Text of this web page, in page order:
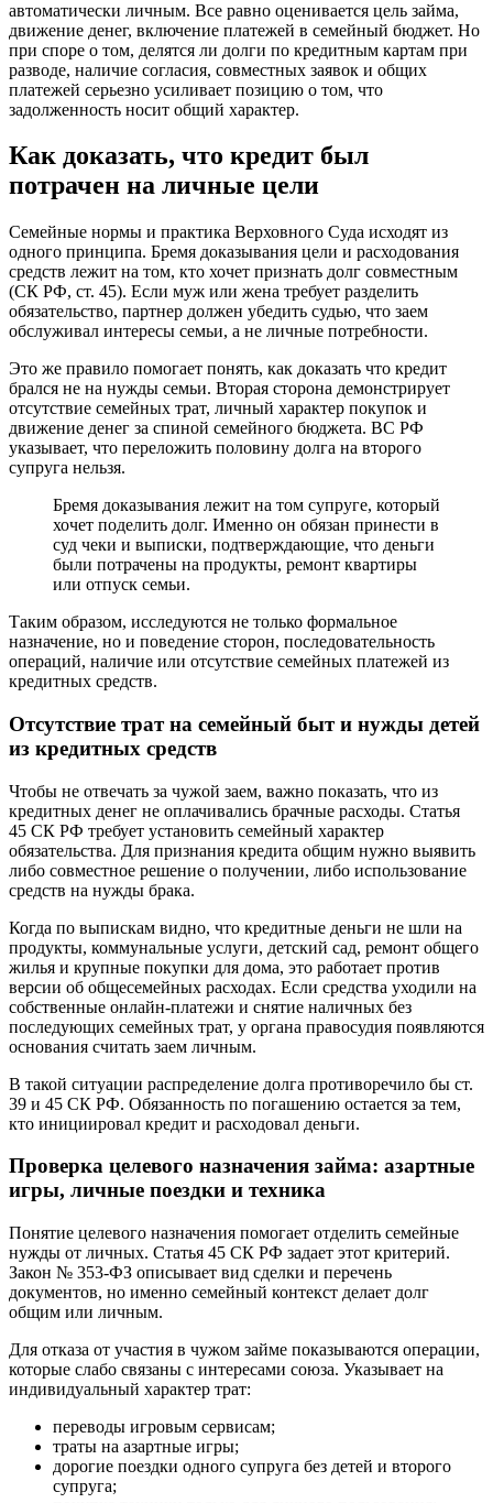
автоматически личным. Все равно оценивается цель займа,
движение денег, включение платежей в семейный бюджет. Но
при споре о том, делятся ли долги по кредитным картам при
разводе, наличие согласия, совместных заявок и общих
платежей серьезно усиливает позицию о том, что
задолженность носит общий характер.
Как доказать, что кредит был
потрачен на личные цели
Семейные нормы и практика Верховного Суда исходят из
одного принципа. Бремя доказывания цели и расходования
средств лежит на том, кто хочет признать долг совместным
(СК РФ, ст. 45). Если муж или жена требует разделить
обязательство, партнер должен убедить судью, что заем
обслуживал интересы семьи, а не личные потребности.
Это же правило помогает понять, как доказать что кредит
брался не на нужды семьи. Вторая сторона демонстрирует
отсутствие семейных трат, личный характер покупок и
движение денег за спиной семейного бюджета. ВС РФ
указывает, что переложить половину долга на второго
супруга нельзя.
Бремя доказывания лежит на том супруге, который
хочет поделить долг. Именно он обязан принести в
суд чеки и выписки, подтверждающие, что деньги
были потрачены на продукты, ремонт квартиры
или отпуск семьи.
Таким образом, исследуются не только формальное
назначение, но и поведение сторон, последовательность
операций, наличие или отсутствие семейных платежей из
кредитных средств.
Отсутствие трат на семейный быт и нужды детей
из кредитных средств
Чтобы не отвечать за чужой заем, важно показать, что из
кредитных денег не оплачивались брачные расходы. Статья
45 СК РФ требует установить семейный характер
обязательства. Для признания кредита общим нужно выявить
либо совместное решение о получении, либо использование
средств на нужды брака.
Когда по выпискам видно, что кредитные деньги не шли на
продукты, коммунальные услуги, детский сад, ремонт общего
жилья и крупные покупки для дома, это работает против
версии об общесемейных расходах. Если средства уходили на
собственные онлайн-платежи и снятие наличных без
последующих семейных трат, у органа правосудия появляются
основания считать заем личным.
В такой ситуации распределение долга противоречило бы ст.
39 и 45 СК РФ. Обязанность по погашению остается за тем,
кто инициировал кредит и расходовал деньги.
Проверка целевого назначения займа: азартные
игры, личные поездки и техника
Понятие целевого назначения помогает отделить семейные
нужды от личных. Статья 45 СК РФ задает этот критерий.
Закон № 353‑ФЗ описывает вид сделки и перечень
документов, но именно семейный контекст делает долг
общим или личным.
Для отказа от участия в чужом займе показываются операции,
которые слабо связаны с интересами союза. Указывает на
индивидуальный характер трат:
переводы игровым сервисам;
траты на азартные игры;
дорогие поездки одного супруга без детей и второго
супруга;